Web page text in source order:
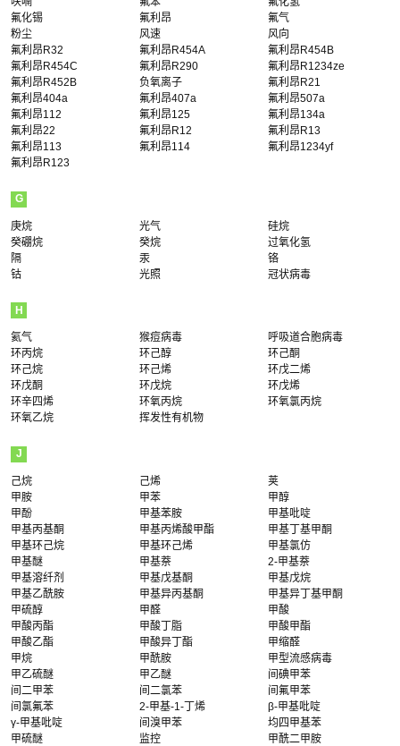
氟化锡
氟利昂
氟气
粉尘
风速
风向
氟利昂R32
氟利昂R454A
氟利昂R454B
氟利昂R454C
氟利昂R290
氟利昂R1234ze
氟利昂R452B
负氧离子
氟利昂R21
氟利昂404a
氟利昂407a
氟利昂507a
氟利昂112
氟利昂125
氟利昂134a
氟利昂22
氟利昂R12
氟利昂R13
氟利昂113
氟利昂114
氟利昂1234yf
氟利昂R123
G
庚烷 光气
硅烷
癸硼烷
癸烷
过氧化氢
隔
汞
铬
钴
光照 冠状病毒
H
氦气 猴痘病毒
呼吸道合胞病毒
环丙烷
环己醇
环己酮
环己烷
环己烯
环戊二烯
环戊酮
环戊烷
环戊烯
环辛四烯
环氧丙烷
环氧氯丙烷
环氧乙烷
挥发性有机物
J
己烷 己烯
荚
甲胺
甲苯
甲醇
甲酚
甲基苯胺
甲基吡啶
甲基丙基酮
甲基丙烯酸甲酯
甲基丁基甲酮
甲基环己烷
甲基环己烯
甲基氯仿
甲基醚
甲基萘
2-甲基萘
甲基溶纤剂
甲基戊基酮
甲基戊烷
甲基乙酰胺
甲基异丙基酮
甲基异丁基甲酮
甲硫醇
甲醛
甲酸
甲酸丙酯
甲酸丁脂
甲酸甲酯
甲酸乙酯
甲酸异丁酯
甲缩醛
甲烷
甲酰胺
甲型流感病毒
甲乙硫醚
甲乙醚
间碘甲苯
间二甲苯
间二氯苯
间氟甲苯
间氯氟苯
2-甲基-1-丁烯
β-甲基吡啶
γ-甲基吡啶
间溴甲苯
均四甲基苯
甲硫醚
监控
甲酰二甲胺